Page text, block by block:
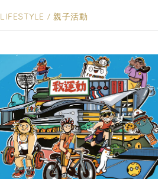
LIFESTYLE / 親子活動